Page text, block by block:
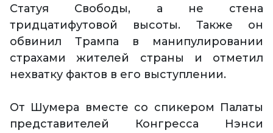
Статуя Свободы, а не стена
тридцатифутовой высоты. Также он
обвинил Трампа в манипулировании
страхами жителей страны и отметил
нехватку фактов в его выступлении.
От Шумера вместе со спикером Палаты
представителей Конгресса Нэнси